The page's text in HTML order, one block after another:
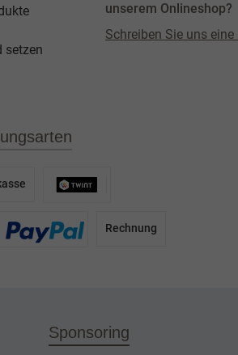
setzen
unserem Onlineshop?
Schreiben Sie uns eine
Rechnung
Sponsoring